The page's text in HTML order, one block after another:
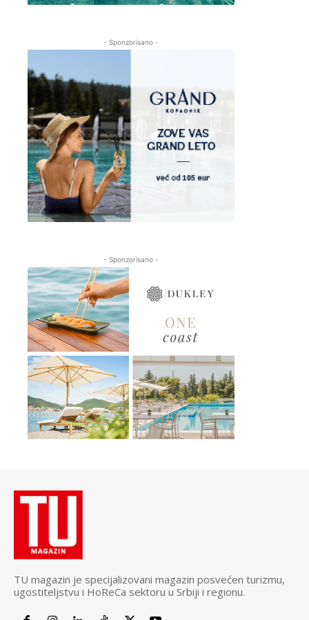
- Sponzorisano -
- Sponzorisano -
TU magazin je specijalizovani magazin posvećen turizmu,
ugostiteljstvu i HoReCa sektoru u Srbiji i regionu.